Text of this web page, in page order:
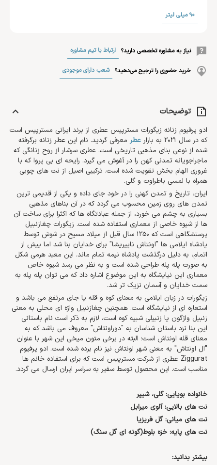
90 میلی لیتر
نیاز به مشاوره تخصصی دارید؟ ارتباط با تیم مشاوره
خرید حضوری را ترجیح می‌دهید؟ شعب دارای موجودی
توضیحات
ادو پرفیوم زنانه زیگورات مسترپیس عطری از برند ایرانی مسترپیس است
که در سال 2021 به بازار
عطر معرفی گردید. نام این عطر زنانه برگرفته
شده از نوعی بنای مذهبی تاریخی است. عطری سرشار از روح زنانگی که
ماجراجویانه تمدنی کهن را در آغوش می گیرد. رایحه ای بی پروا که با
غروری الهام بخش تقویت شده است. ترکیبی اصیل از نت های چوبی
همراه با لمسی باطراوت و گلی.
ایران، تاریخ و تمدن کهنی را در خود جای داده و یکی از قدیمی ترین
تمدن های روی زمین محسوب می گردد که در آن بناهای مذهبی
بسیاری به چشم می خورد، از جمله عبادتگاه ها که اکثرا برای ساخت آن
ها از شیوه خاصی از معماری استفاده شده است. زیگورات چغازنبیل
پرستشگاهی است که 1250 سال قبل از میلاد مسیح در شوش توسط
پادشاه ایلامی ها "اونتاش ناپیریشا" برای خدایان بنا شد اما پیش از
اتمام، به دلیل درگذشت پادشاه نیمه تمام ماند. این معبد هرمی شکل
به صورت پله پله طراحی شده است و به نظر می رسد شیوه خاص
معماری این نیایشگاه به این موضوع اشاره داد که می توان پله پله به
سمت خدایان و آسمان نزیک تر شد.
زیگورات در زبان ایلامی به معنای کوه و قله یا جای مرتفع می باشد و
استعاره ای از نیایشگاه است. همچنین چغازنبیل واژه ای محلی به معنی
زنبیل واژگون یا زنبیلی شبیه کوه است، لازم به ذکر است نام باستانی
این بنا نزد باستان شناسان به "دوراونتاش" معروف می باشد که به
معنای قله اونتاش است؛ البته در برخی متون میخی این شهر با عنوان
"ال اونتاش" به معنی شهر اونتاش نیز نام برده شده است. ادو پرفیوم
Ziggurat عطری از شرکت مسترپیس است که برای استفاده خانم ها
مناسب است. این محصول توسط سفیر به سراسر ایران ارسال می گردد.
خانواده بویایی: گلی، شیپر
نت های بالایی: آلوی میرابل
نت های میانی: گل فریزیا
نت های پایه: خزه بلوط(گونه ای گل سنگ)
بیشتر بدانید: